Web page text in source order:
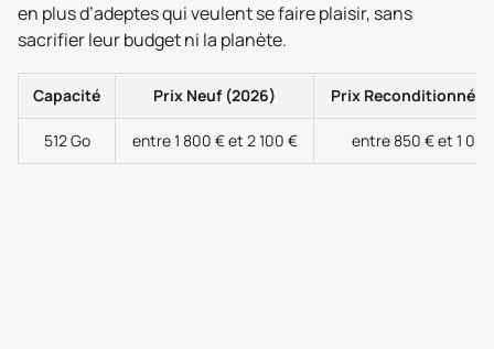
en plus d’adeptes qui veulent se faire plaisir, sans
sacrifier leur budget ni la planète.
Capacité Prix Neuf (2026) Prix Reconditionné
512 Go entre 1 800 € et 2 100 € entre 850 € et 1